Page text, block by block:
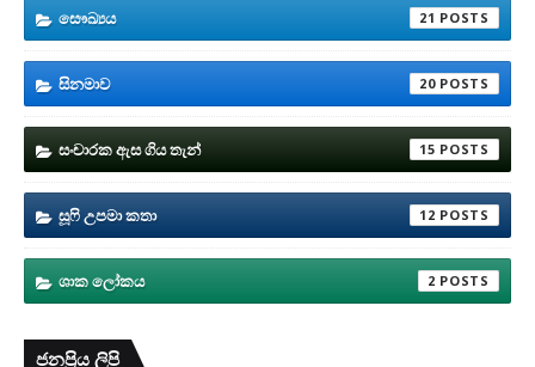
සෞඛ්‍යය 21
සිනමාව 20
සංචාරක ඇස ගිය තැන් 15
සූෆි උපමා කතා 12
ශාක ලෝකය 2
ජනප්‍රිය ලිපි